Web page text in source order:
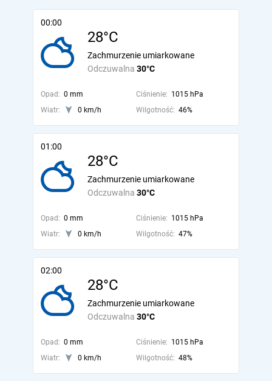
00:00
28°C
Odczuwalna 30°C
Zachmurzenie umiarkowane
Opad: 0 mm Ciśnienie: 1015 hPa
Wiatr:
0 km/h Wilgotność: 46%
01:00
28°C
Odczuwalna 30°C
Zachmurzenie umiarkowane
Opad: 0 mm Ciśnienie: 1015 hPa
Wiatr:
0 km/h Wilgotność: 47%
02:00
28°C
Odczuwalna 30°C
Zachmurzenie umiarkowane
Opad: 0 mm Ciśnienie: 1015 hPa
Wiatr:
0 km/h Wilgotność: 48%